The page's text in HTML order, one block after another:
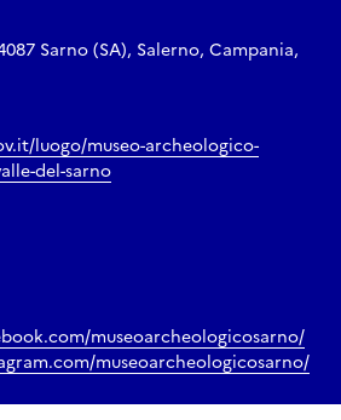
Sarno (SA), Salerno, Campania,
luogo/museo-archeologico-
del-sarno
museoarcheologicosarno/
museoarcheologicosarno/